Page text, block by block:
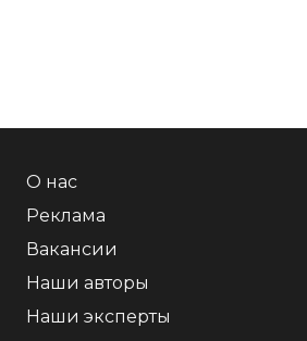
О нас
Реклама
Вакансии
Наши авторы
Наши эксперты